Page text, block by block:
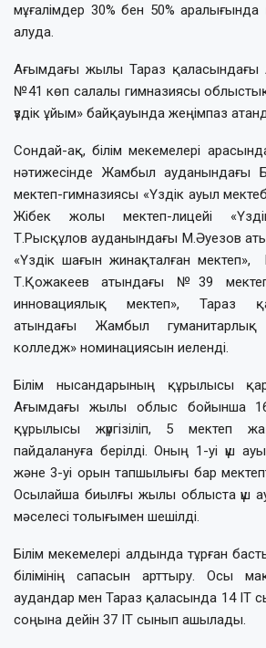
мұғалімдер 30% бен 50%
алуда.
Ағымдағы жылы Тараз қаласындағы
№41 көп салалы гимназиясы облыстық
үздік ұйым» байқауында жеңімпаз
Сондай-ақ, білім мекемелері арасында
нәтижесінде Жамбыл ауданындағы
мектеп-гимназиясы «Үздік ауыл
Жібек жолы мектеп-лицейі
Т.Рысқұлов ауданындағы М.Әуезов
«Үздік шағын жинақталған мектеп»,
Т.Қожакеев атындағы №39
инновациялық мектеп», Тараз
атындағы Жамбыл гуманитарлық
колледж» номинациясын иеленді.
Білім нысандарының құрылысы
Ағымдағы жылы облыс бойынша
құрылысы жүргізіліп, 5 мектеп
пайдалануға берілді. Оның 1-уі үш
және 3-уі орын тапшылығы бар
Осылайша биылғы жылы облыста үш
мәселесі толығымен шешілді.
Білім мекемелері алдында тұрған
білімінің сапасын арттыру. Осы
аудандар мен Тараз қаласында 14 IT
соңына дейін 37 IT сынып ашылады.